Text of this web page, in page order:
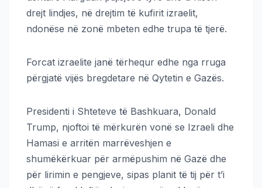
drejt lindjes, në drejtim të kufirit izraelit,
ndonëse në zonë mbeten edhe trupa të tjerë.
Forcat izraelite janë tërhequr edhe nga rruga
përgjatë vijës bregdetare në Qytetin e Gazës.
Presidenti i Shteteve të Bashkuara, Donald
Trump, njoftoi të mërkurën vonë se Izraeli dhe
Hamasi e arritën marrëveshjen e
shumëkërkuar për armëpushim në Gazë dhe
për lirimin e pengjeve, sipas planit të tij për t’i